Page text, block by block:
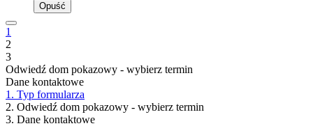
Opuść
1
2
3
Odwiedź dom pokazowy - wybierz termin
Dane kontaktowe
1. Typ formularza
2. Odwiedź dom pokazowy - wybierz termin
3. Dane kontaktowe